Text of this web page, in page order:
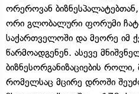
ორეროვან
ორი გლობალური ფორუმი
საქართველოში და მეორე იმ
წარმოადგენენ. ასევე
ბიზნესორგანიზაციების
რომელსაც მცირე დროში